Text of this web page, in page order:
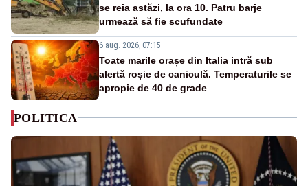
se reia astăzi, la ora 10. Patru barje
urmează să fie scufundate
6 aug. 2026, 07:15
Toate marile orașe din Italia intră sub
alertă roșie de caniculă. Temperaturile se
apropie de 40 de grade
POLITICA